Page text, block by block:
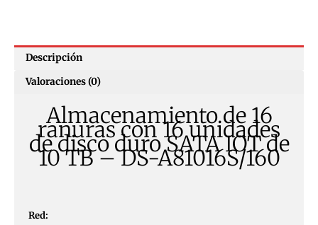
Descripción
Valoraciones (0)
Almacenamiento de 16
ranuras con 16 unidades
de disco duro SATA IOT de
10 TB – DS-A81016S/160
Red: